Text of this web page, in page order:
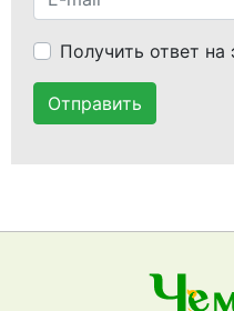
Получить ответ
Отправить